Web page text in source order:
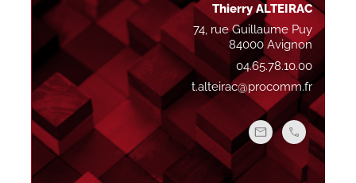
Thierry ALTEIRAC
74, rue Guillaume Puy
84000 Avignon
04.65.78.10.00
t.alteirac@procomm.fr